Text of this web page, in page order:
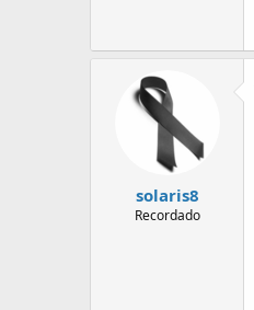
solaris8
Recordado